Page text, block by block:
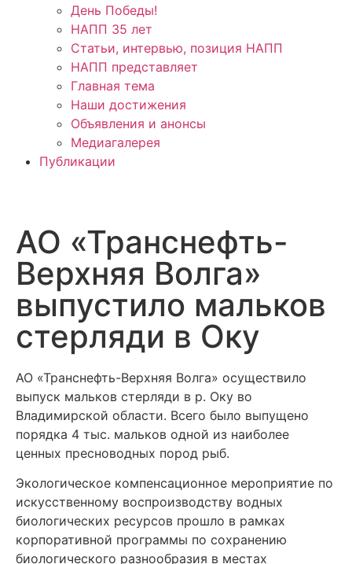
День Победы!
НАПП 35 лет
Статьи, интервью, позиция НАПП
НАПП представляет
Главная тема
Наши достижения
Объявления и анонсы
Медиагалерея
Публикации
АО «Транснефть-
Верхняя Волга»
выпустило мальков
стерляди в Оку
АО «Транснефть-Верхняя Волга» осуществило
выпуск мальков стерляди в р. Оку во
Владимирской области. Всего было выпущено
порядка 4 тыс. мальков одной из наиболее
ценных пресноводных пород рыб.
Экологическое компенсационное мероприятие по
искусственному воспроизводству водных
биологических ресурсов прошло в рамках
корпоративной программы по сохранению
биологического разнообразия в местах